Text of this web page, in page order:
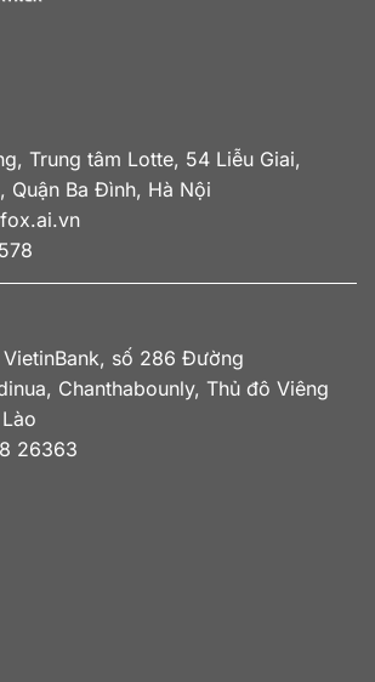
Trung tâm Lotte, 54 Liễu Giai,
Quận Ba Đình, Hà Nội
số 286 Đường
Chanthabounly, Thủ đô Viêng
26363